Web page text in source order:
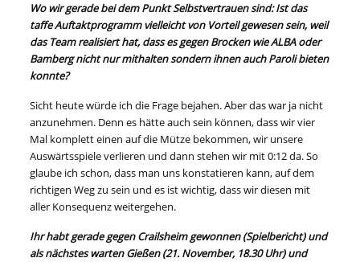
Wo wir gerade bei dem Punkt Selbstvertrauen sind: Ist das
taffe Auftaktprogramm vielleicht von Vorteil gewesen sein, weil
das Team realisiert hat, dass es gegen Brocken wie ALBA oder
Bamberg nicht nur mithalten sondern ihnen auch Paroli bieten
konnte?
Sicht heute würde ich die Frage bejahen. Aber das war ja nicht
anzunehmen. Denn es hätte auch sein können, dass wir vier
Mal komplett einen auf die Mütze bekommen, wir unsere
Auswärtsspiele verlieren und dann stehen wir mit 0:12 da. So
glaube ich schon, dass man uns konstatieren kann, auf dem
richtigen Weg zu sein und es ist wichtig, dass wir diesen mit
aller Konsequenz weitergehen.
Ihr habt gerade gegen Crailsheim gewonnen (Spielbericht) und
als nächstes warten Gießen (21. November, 18.30 Uhr) und